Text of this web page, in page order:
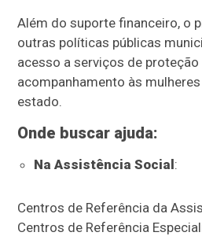
Além do suporte financeiro, o
outras políticas públicas
acesso a serviços de
acompanhamento às
estado.
Onde buscar ajuda:
Na Assistência Social:
Centros de Referência da
Centros de Referência